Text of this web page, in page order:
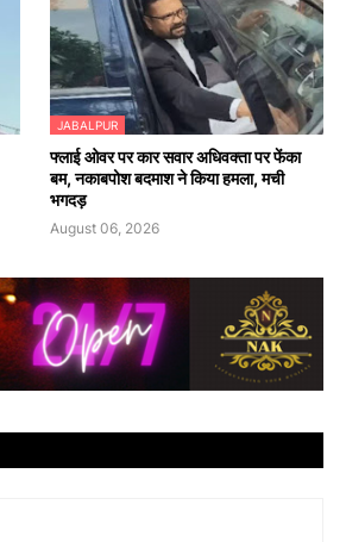
JABALPUR
फ्लाई ओवर पर कार सवार अधिवक्ता पर फेंका
बम, नकाबपोश बदमाश ने किया हमला, मची
भगदड़
August 06, 2026